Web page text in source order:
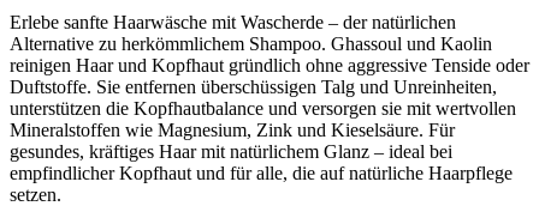
auf
der
Produktseite
gewählt
werden
Erlebe sanfte Haarwäsche mit Wascherde – der natürlichen
Alternative zu herkömmlichem Shampoo. Ghassoul und Kaolin
reinigen Haar und Kopfhaut gründlich ohne aggressive Tenside oder
Duftstoffe. Sie entfernen überschüssigen Talg und Unreinheiten,
unterstützen die Kopfhautbalance und versorgen sie mit wertvollen
Mineralstoffen wie Magnesium, Zink und Kieselsäure. Für
gesundes, kräftiges Haar mit natürlichem Glanz – ideal bei
empfindlicher Kopfhaut und für alle, die auf natürliche Haarpflege
setzen.